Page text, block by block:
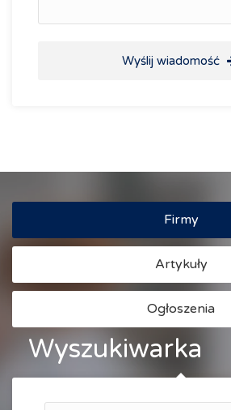
Wyślij wiadomość
Firmy
Artykuły
Ogłoszenia
Wyszukiwarka